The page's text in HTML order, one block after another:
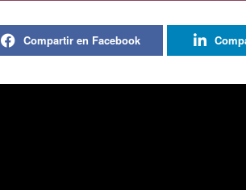
Compartir en Facebook